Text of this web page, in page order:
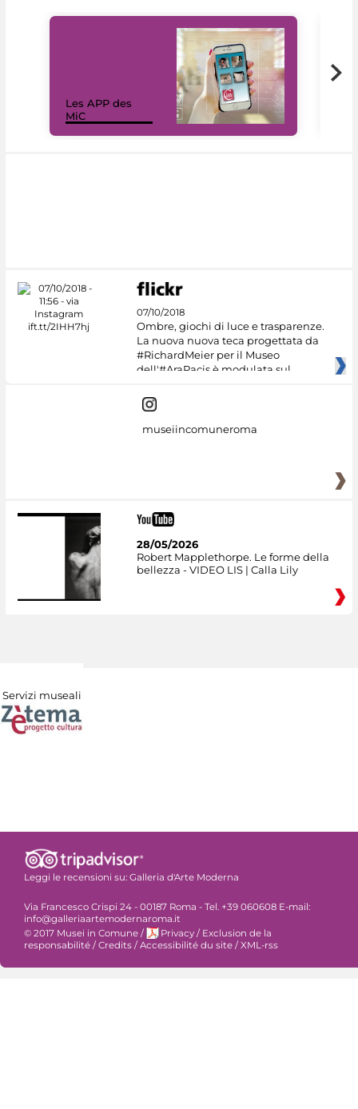
Les APP des
MiC
07/10/2018
Ombre, giochi di luce e trasparenze.
La nuova nuova teca progettata da
#RichardMeier per il Museo
dell'#AraPacis è modulata sul
museiincomuneroma
28/05/2026
Robert Mapplethorpe. Le forme della
bellezza - VIDEO LIS | Calla Lily
Servizi museali
Leggi le recensioni su: Galleria d'Arte Moderna
Via Francesco Crispi 24 - 00187 Roma - Tel. +39 060608 E-mail:
info@galleriaartemodernaroma.it
© 2017 Musei in Comune / Privacy / Exclusion de la
responsabilité / Credits / Accessibilité du site / XML-rss